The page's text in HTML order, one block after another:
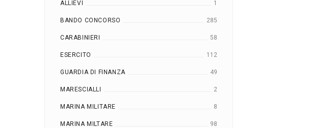
ALLIEVI 1
BANDO CONCORSO 285
CARABINIERI 58
ESERCITO 112
GUARDIA DI FINANZA 49
MARESCIALLI 2
MARINA MILITARE 8
MARINA MILTARE 98